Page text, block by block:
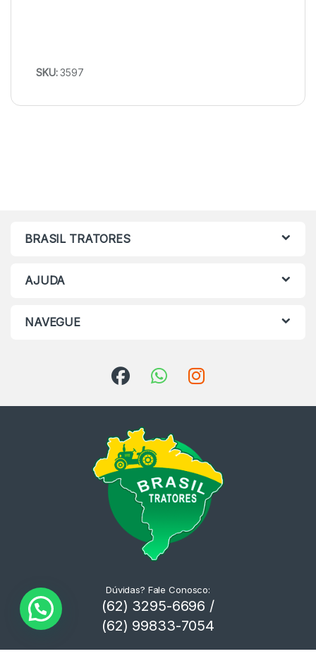
SKU:3597
BRASIL TRATORES
AJUDA
NAVEGUE
Dúvidas? Fale Conosco:
(62) 3295-6696 /
(62) 99833-7054